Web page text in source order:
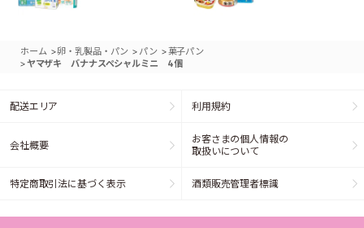
ホーム >卵・乳製品・パン > パン >菓子パン
>ヤマザキ バナナスペシャルミニ 4個
配送エリア 利用規約
会社概要
お客さまの個人情報の
取扱いについて
特定商取引法に基づく表示 酒類販売管理者標識